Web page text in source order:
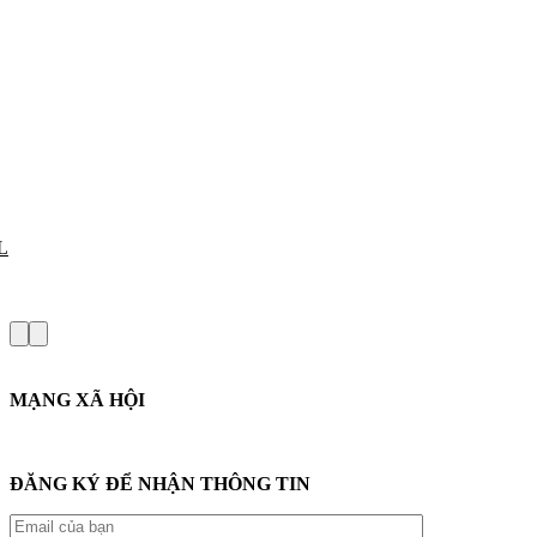
MẠNG XÃ HỘI
ĐĂNG KÝ ĐỂ NHẬN THÔNG TIN